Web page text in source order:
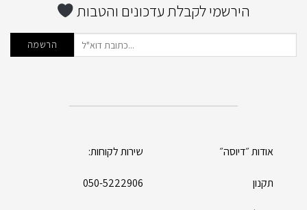
הירשמי לקבלת עדכונים והטבות
אודות ״דיוסה״
תקנון
שירות לקוחות:
050-5222906